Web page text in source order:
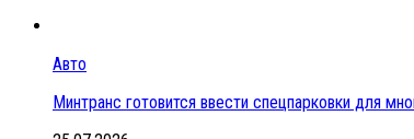
Авто
Минтранс готовится ввести спецпарковки для